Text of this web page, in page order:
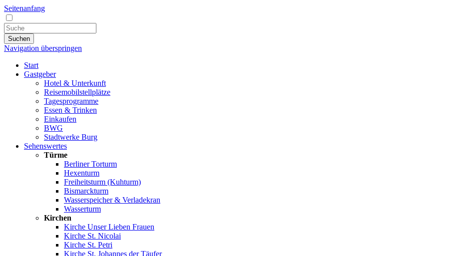
Seitenanfang
Suchen
Navigation überspringen
Start
Gastgeber
Hotel & Unterkunft
Reisemobilstellplätze
Tagesprogramme
Essen & Trinken
Einkaufen
BWG
Stadtwerke Burg
Sehenswertes
Türme
Berliner Torturm
Hexenturm
Freiheitsturm (Kuhturm)
Bismarckturm
Wasserspeicher & Verladekran
Wasserturm
Kirchen
Kirche Unser Lieben Frauen
Kirche St. Nicolai
Kirche St. Petri
Kirche St. Johannes der Täufer